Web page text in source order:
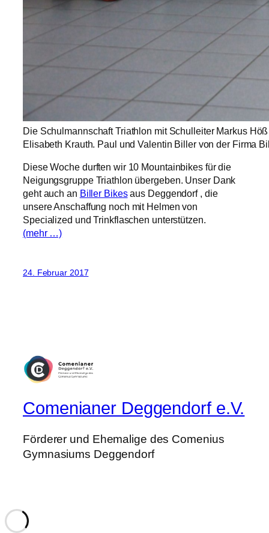
Die Schulmannschaft Triathlon mit Schulleiter Markus
Elisabeth Krauth. Paul und Valentin Biller von der Firma
Diese Woche durften wir 10 Mountainbikes für die
Neigungsgruppe Triathlon übergeben. Unser Dank
geht auch an Biller Bikesaus Deggendorf , die
unsere Anschaffung noch mit Helmen von
Specialized und Trinkflaschen unterstützen.
(mehr …)
24. Februar 2017
Comenianer Deggendorf e.V.
Förderer und Ehemalige des Comenius
Gymnasiums Deggendorf